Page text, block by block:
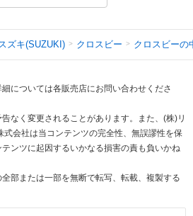
スズキ(SUZUKI) クロスビー クロスビーの
については各販売店にお問い合わせくださ
なく変更されることがあります。また、(株)リ
式会社は当コンテンツの完全性、無誤謬性を保
ンツに起因するいかなる損害の責も負いかね
部または一部を無断で転写、転載、複製する